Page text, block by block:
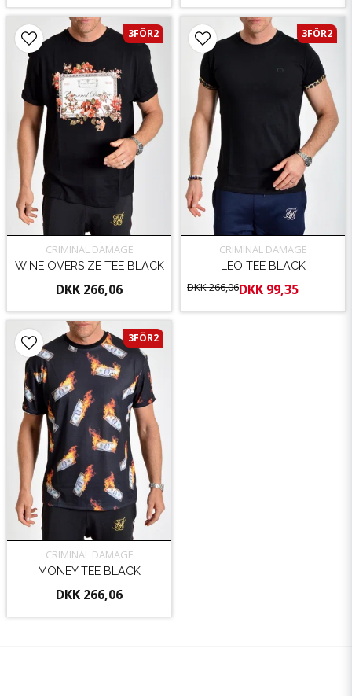
CRIMINAL DAMAGE
WINE OVERSIZE TEE BLACK
DKK 266,06
3FÖR2
CRIMINAL DAMAGE
LEO TEE BLACK
DKK 266,06DKK 99,35
3FÖR2
CRIMINAL DAMAGE
MONEY TEE BLACK
DKK 266,06
3FÖR2